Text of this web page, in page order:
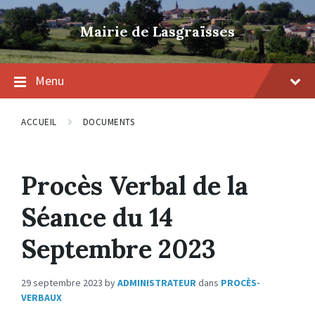
Skip
to
content
Skip
to
main
navigation
Skip
to
footer
Mairie de Lasgraïsses
Menu
ACCUEIL DOCUMENTS
Procès Verbal de la
Séance du 14
Septembre 2023
29 septembre 2023 byADMINISTRATEURdans PROCÈS-
VERBAUX